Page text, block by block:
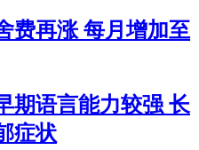
费再涨 每月增加至
期语言能力较强 长
症状